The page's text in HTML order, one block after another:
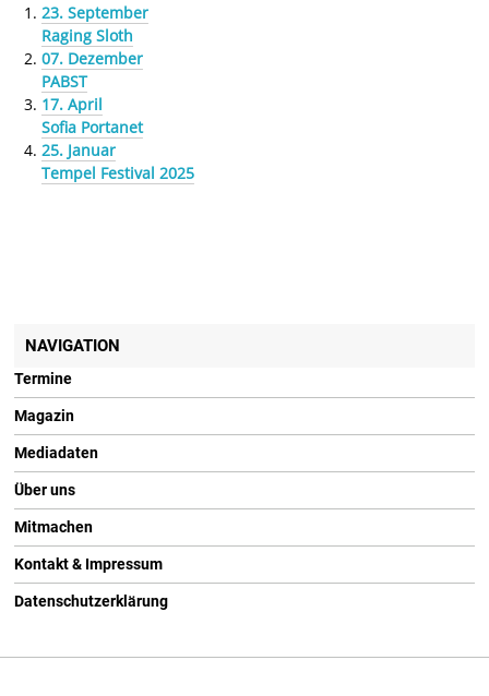
23. September
Raging Sloth
07. Dezember
PABST
17. April
Sofia Portanet
25. Januar
Tempel Festival 2025
NAVIGATION
Termine
Magazin
Mediadaten
Über uns
Mitmachen
Kontakt & Impressum
Datenschutzerklärung